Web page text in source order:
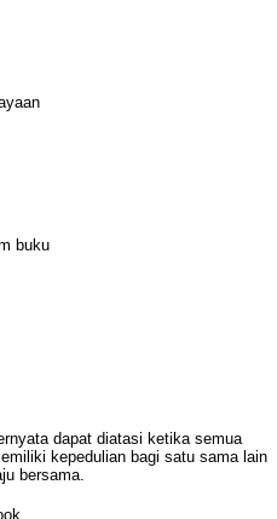
buku
dapat diatasi ketika semua
kepedulian bagi satu sama lain
bersama.